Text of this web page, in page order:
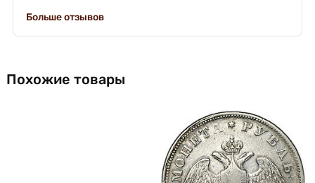
Больше отзывов
Похожие товары